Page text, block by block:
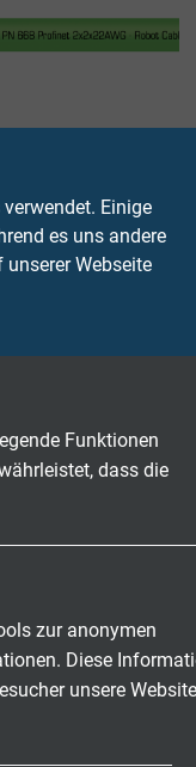
Einige
es uns andere
Webseite
Funktionen
dass die
zur anonymen
Diese
unsere Website
Typ R
Approbation
Produkten?
und